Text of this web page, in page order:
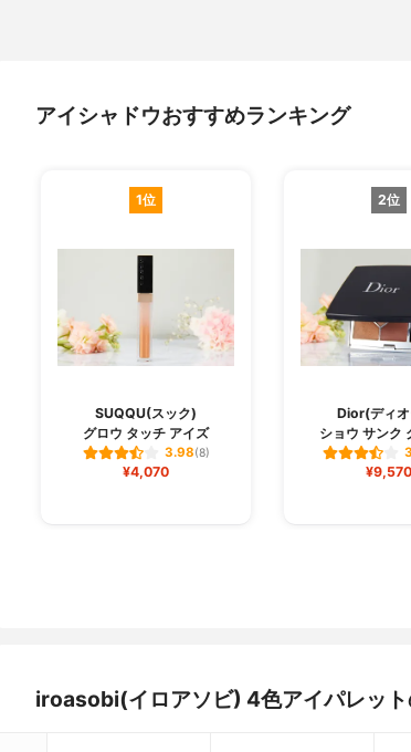
アイシャドウおすすめランキング
1位
SUQQU(スック)
グロウ タッチ アイズ
3.98(8)
¥4,070
2位
Dior(ディ
ショウ サンク
¥9,570
iroasobi(イロアソビ) 4色アイパレッ